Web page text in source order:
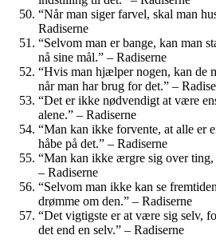
“Når man siger farvel, skal man
Radiserne
“Selvom man er bange, kan man
nå sine mål.” – Radiserne
“Hvis man hjælper nogen, kan de
når man har brug for det.” –
“Det er ikke nødvendigt at være
alene.” – Radiserne
“Man kan ikke forvente, at alle er
håbe på det.” – Radiserne
“Man kan ikke ærgre sig over
– Radiserne
“Selvom man ikke kan se
drømme om den.” – Radiserne
“Det vigtigste er at være sig selv,
det end en selv.” – Radiserne